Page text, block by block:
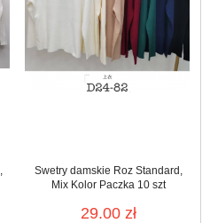
Swetry damskie Roz Standard,
Mix Kolor Paczka 10 szt
29.00 zł